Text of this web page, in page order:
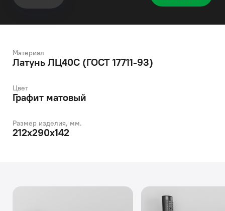
Материал
Латунь ЛЦ40C (ГОСТ 17711-93)
Цвет
Графит матовый
Размер изделия, мм.
212x290x142